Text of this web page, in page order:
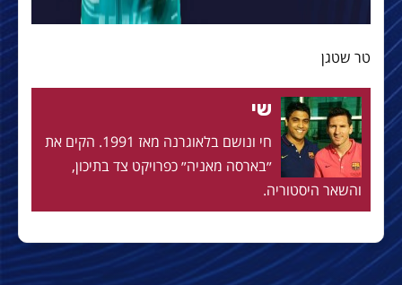
טר שטגן
שי
חי ונושם בלאוגרנה מאז 1991. הקים את
״בארסה מאניה״ כפרויקט צד בתיכון,
והשאר היסטוריה.